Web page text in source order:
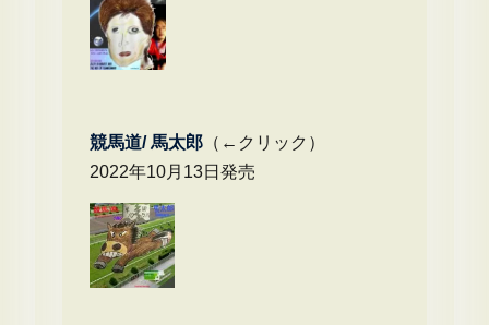
競馬道/ 馬太郎（←クリック）
2022年10月13日発売